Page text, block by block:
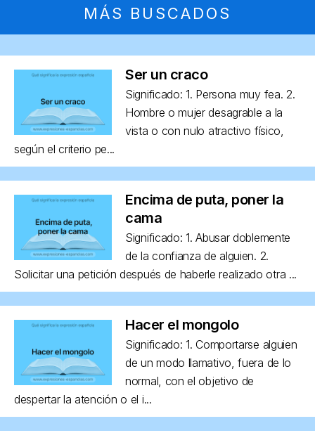
MÁS BUSCADOS
Ser un craco
Significado: 1. Persona muy fea. 2.
Hombre o mujer desagrable a la
vista o con nulo atractivo físico,
según el criterio pe...
Encima de puta, poner la
cama
Significado: 1. Abusar doblemente
de la confianza de alguien. 2.
Solicitar una petición después de haberle realizado otra ...
Hacer el mongolo
Significado: 1. Comportarse alguien
de un modo llamativo, fuera de lo
normal, con el objetivo de
despertar la atención o el i...